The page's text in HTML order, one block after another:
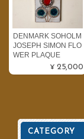
DENMARK SOHOLM
JOSEPH SIMON FLO
WER PLAQUE
¥25,000
CATEGORY